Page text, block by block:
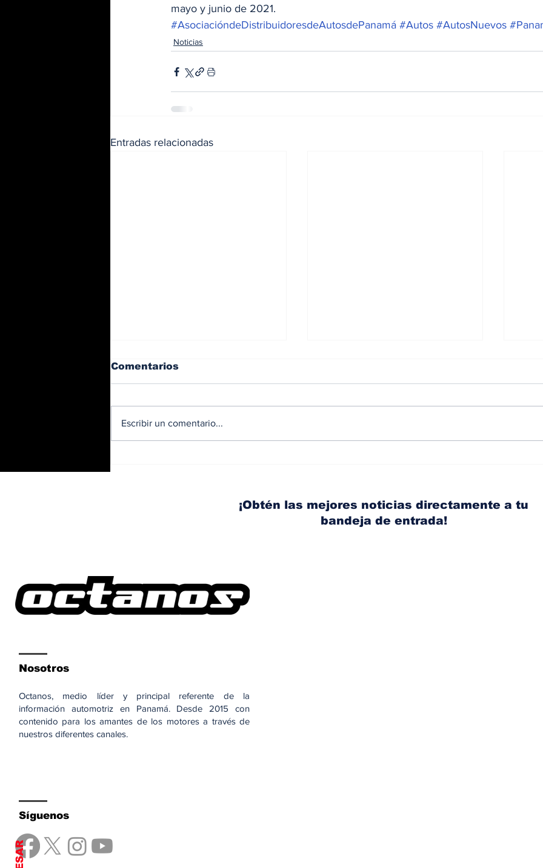
mayo y junio de 2021.
#AsociacióndeDistribuidoresdeAutosdePanamá #Autos #AutosNuevos
Noticias
Entradas relacionadas
Comentarios
Escribir un comentario...
¡Obtén las mejores noticias directamente a tu
bandeja de entrada!
Nosotros
Octanos, medio líder y principal referente de la
información automotriz en Panamá. Desde 2015 con
contenido para los amantes de los motores a través de
nuestros diferentes canales.
Síguenos